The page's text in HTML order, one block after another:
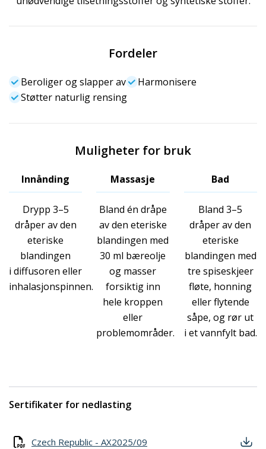
Fordeler
Beroliger og slapper av
Harmonisere
Støtter naturlig rensing
Muligheter for bruk
Innånding
Drypp 3–5
dråper av den
eteriske
blandingen
i diffusoren eller
inhalasjonspinnen.
Massasje
Bland én dråpe
av den eteriske
blandingen med
30 ml bæreolje
og masser
forsiktig inn
hele kroppen
eller
problemområder.
Bad
Bland 3–5
dråper av den
eteriske
blandingen med
tre spiseskjeer
fløte, honning
eller flytende
såpe, og rør ut
i et vannfylt bad.
Sertifikater for nedlasting
Czech Republic - AX2025/09